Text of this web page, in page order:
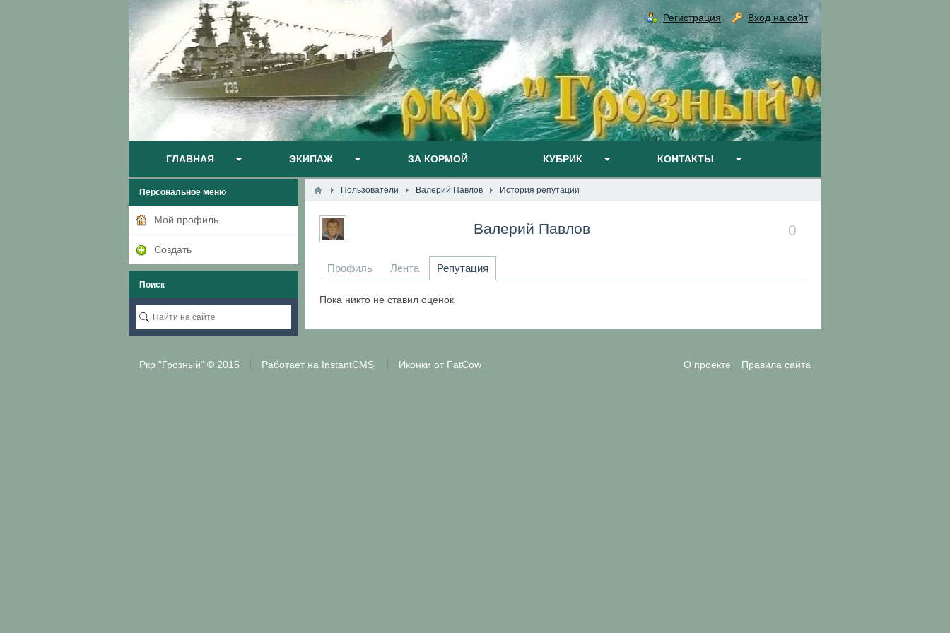
Регистрация Вход на сайт
ГЛАВНАЯ ЭКИПАЖ ЗА КОРМОЙ КУБРИК КОНТАКТЫ
Пользователи Валерий Павлов История репутации
0
Валерий Павлов
Профиль Лента Репутация
Пока никто не ставил оценок
Персональное меню
Мой профиль
Создать
Поиск
Ркр "Грозный" © 2015 Работает на InstantCMS Иконки от FatCow О проекте Правила сайта